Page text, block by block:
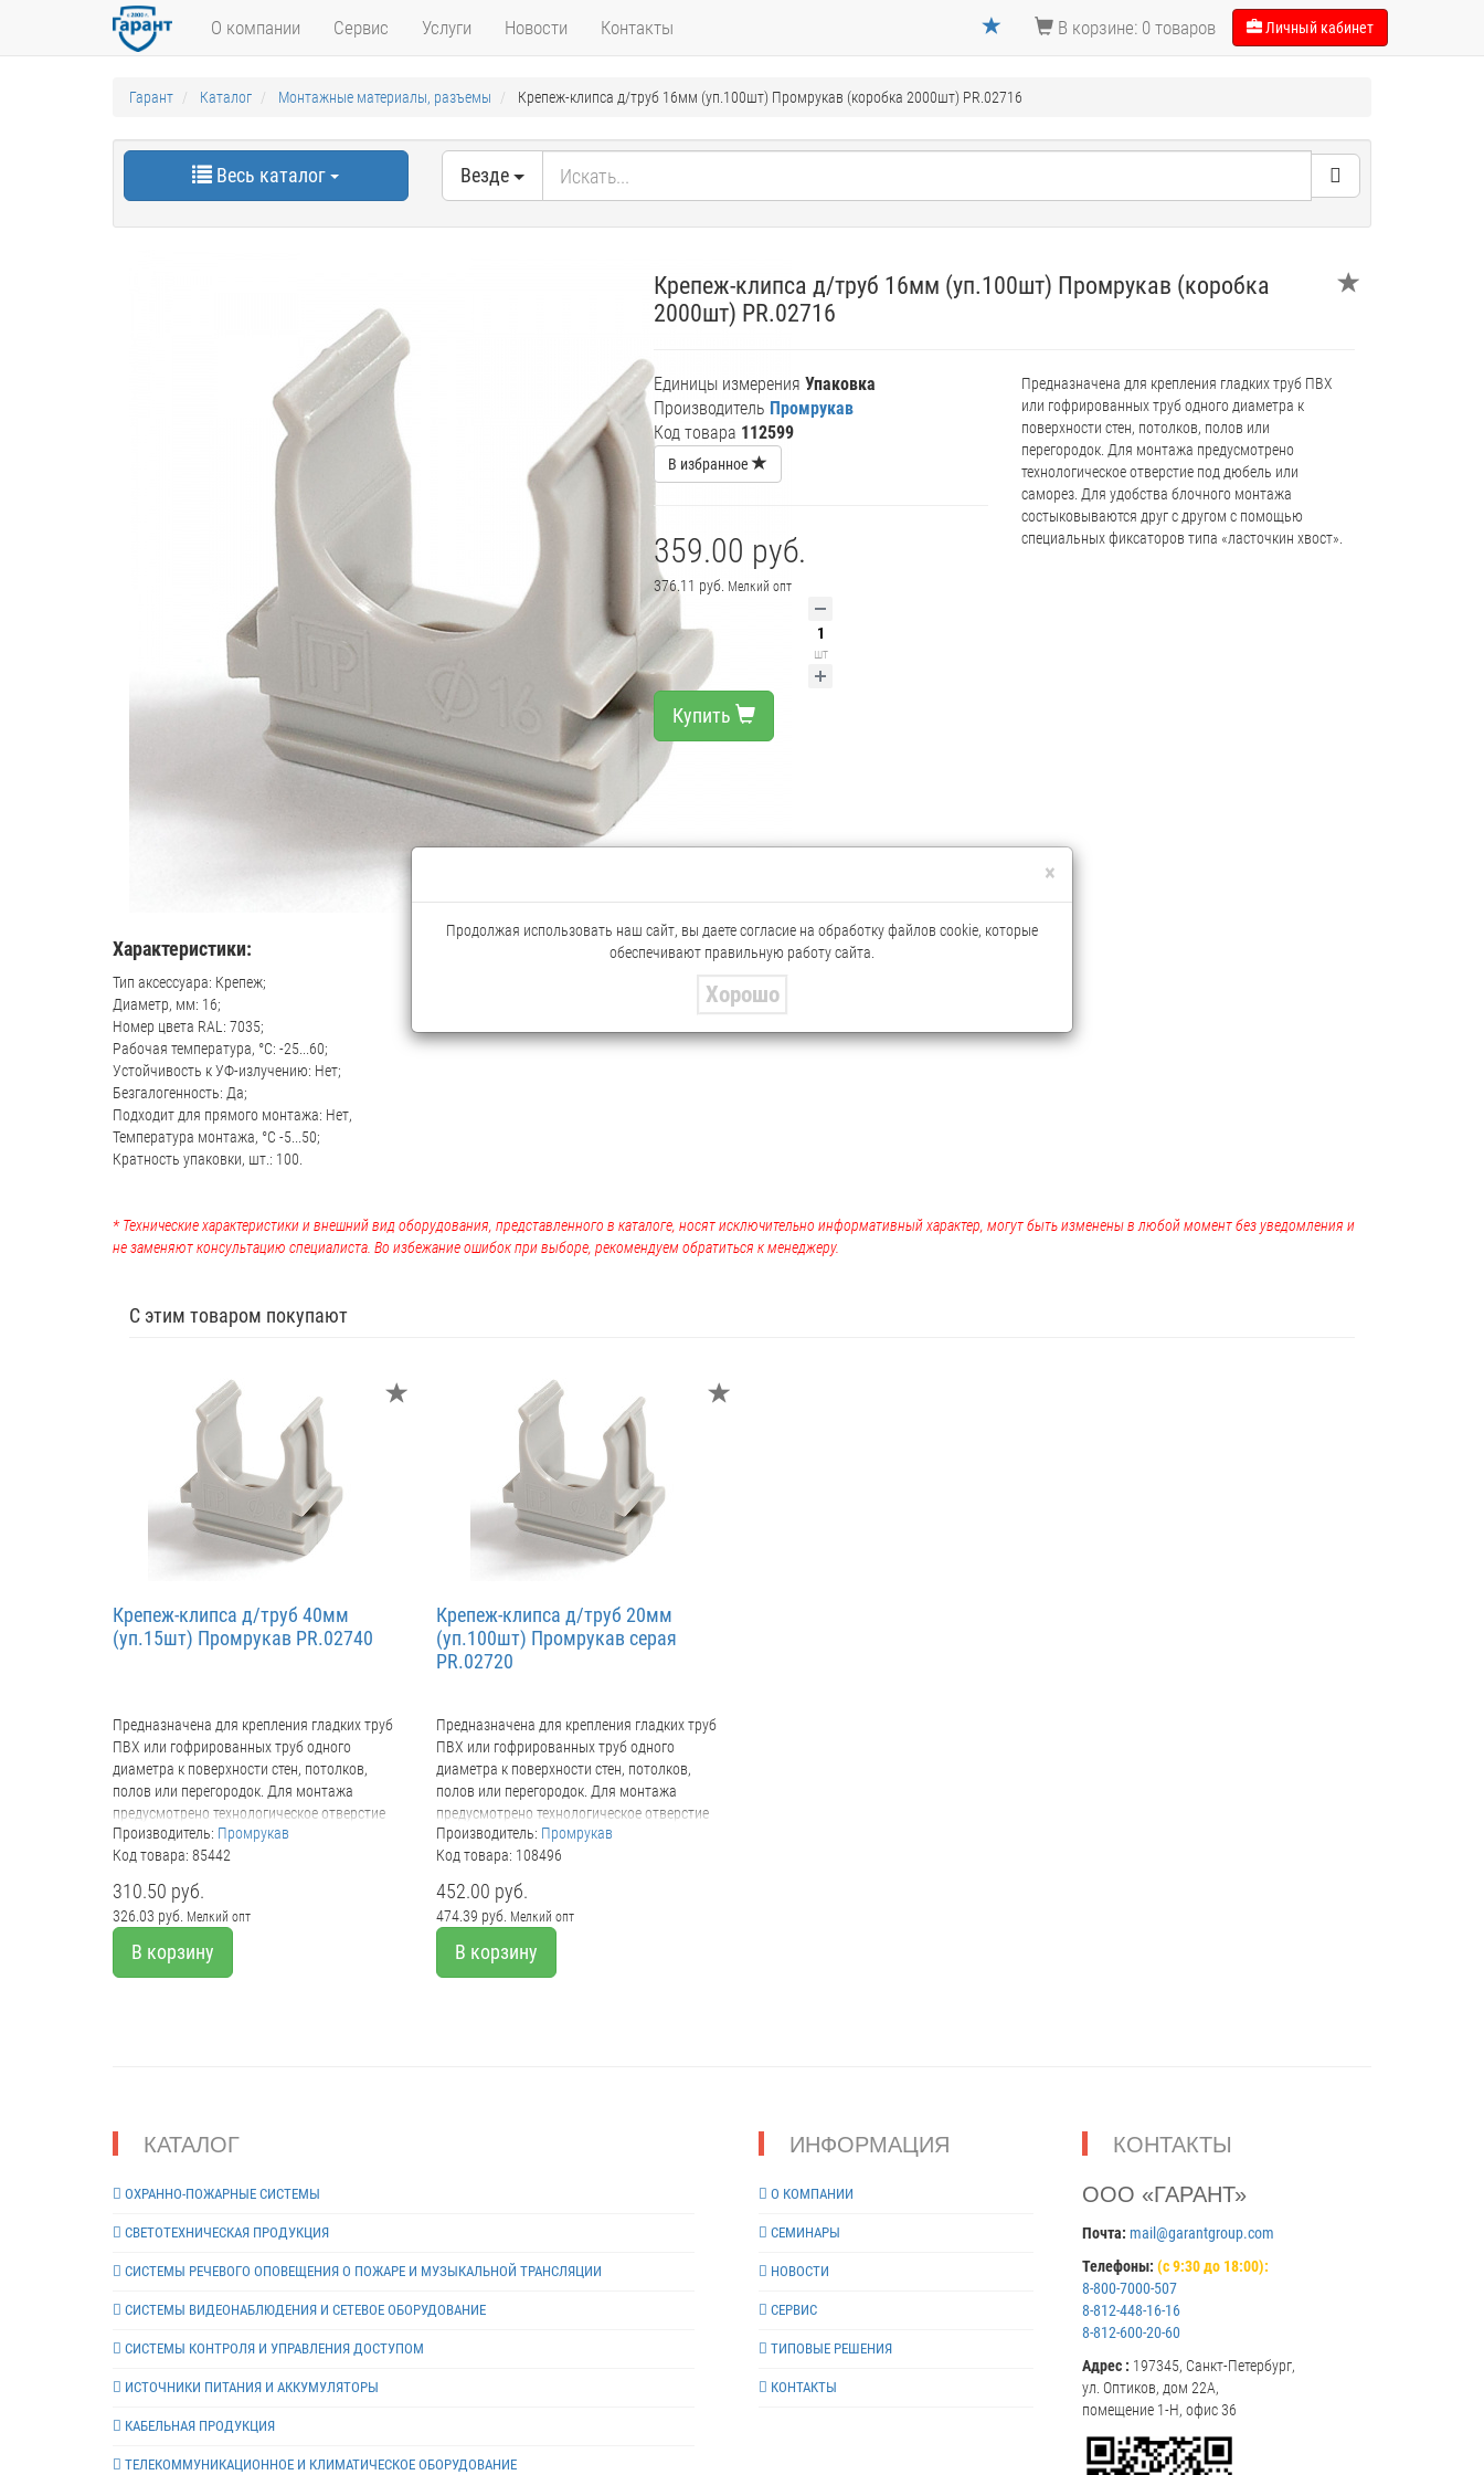
О компании Сервис Услуги Новости Контакты В корзине: 0 товаров Личный кабинет
Гарант Каталог Монтажные материалы, разъемы Крепеж-клипса д/труб 16мм (уп.100шт) Промрукав (коробка 2000шт) PR.02716
Весь каталог Везде
Крепеж-клипса д/труб 16мм (уп.100шт) Промрукав (коробка
2000шт) PR.02716
Единицы измерения Упаковка
Производитель Промрукав
Код товара 112599
В избранное
359.00 руб.
376.11 руб. Мелкий опт
шт
Купить
Предназначена для крепления гладких труб ПВХ
или гофрированных труб одного диаметра к
поверхности стен, потолков, полов или
перегородок. Для монтажа предусмотрено
технологическое отверстие под дюбель или
саморез. Для удобства блочного монтажа
состыковываются друг с другом с помощью
специальных фиксаторов типа «ласточкин хвост».
Характеристики:
Тип аксессуара: Крепеж;
Диаметр, мм: 16;
Номер цвета RAL: 7035;
Рабочая температура, °C: -25...60;
Устойчивость к УФ-излучению: Нет;
Безгалогенность: Да;
Подходит для прямого монтажа: Нет,
Температура монтажа, °C -5...50;
Кратность упаковки, шт.: 100.
* Технические характеристики и внешний вид оборудования, представленного в каталоге, носят исключительно информативный характер, могут быть изменены в любой момент без уведомления и
не заменяют консультацию специалиста. Во избежание ошибок при выборе, рекомендуем обратиться к менеджеру.
С этим товаром покупают
Крепеж-клипса д/труб 40мм
(уп.15шт) Промрукав PR.02740
Предназначена для крепления гладких труб
ПВХ или гофрированных труб одного
диаметра к поверхности стен, потолков,
полов или перегородок. Для монтажа
предусмотрено технологическое отверстие
под дюбель или саморез. Для удобства
блочного монтажа состыковываются друг с
другом с помощью специальных фиксаторов
типа «ласточкин хвост».
Производитель: Промрукав
Код товара: 85442
310.50 руб.
326.03 руб. Мелкий опт
В корзину
Крепеж-клипса д/труб 20мм
(уп.100шт) Промрукав серая
PR.02720
Предназначена для крепления гладких труб
ПВХ или гофрированных труб одного
диаметра к поверхности стен, потолков,
полов или перегородок. Для монтажа
предусмотрено технологическое отверстие
под дюбель или саморез. Для удобства
блочного монтажа состыковываются друг с
другом с помощью специальных фиксаторов
типа «ласточкин хвост».
Производитель: Промрукав
Код товара: 108496
452.00 руб.
474.39 руб. Мелкий опт
В корзину
КАТАЛОГ
ОХРАННО-ПОЖАРНЫЕ СИСТЕМЫ
СВЕТОТЕХНИЧЕСКАЯ ПРОДУКЦИЯ
СИСТЕМЫ РЕЧЕВОГО ОПОВЕЩЕНИЯ О ПОЖАРЕ И МУЗЫКАЛЬНОЙ ТРАНСЛЯЦИИ
СИСТЕМЫ ВИДЕОНАБЛЮДЕНИЯ И СЕТЕВОЕ ОБОРУДОВАНИЕ
СИСТЕМЫ КОНТРОЛЯ И УПРАВЛЕНИЯ ДОСТУПОМ
ИСТОЧНИКИ ПИТАНИЯ И АККУМУЛЯТОРЫ
КАБЕЛЬНАЯ ПРОДУКЦИЯ
ТЕЛЕКОММУНИКАЦИОННОЕ И КЛИМАТИЧЕСКОЕ ОБОРУДОВАНИЕ
ИНФОРМАЦИЯ
О КОМПАНИИ
СЕМИНАРЫ
НОВОСТИ
СЕРВИС
ТИПОВЫЕ РЕШЕНИЯ
КОНТАКТЫ
КОНТАКТЫ
ООО «ГАРАНТ»
Почта: mail@garantgroup.com
Телефоны: (с 9:30 до 18:00):
8-800-7000-507
8-812-448-16-16
8-812-600-20-60
Адрес : 197345, Санкт-Петербург,
ул. Оптиков, дом 22А,
помещение 1-Н, офис 36
×
Продолжая использовать наш сайт, вы даете согласие на обработку файлов cookie, которые
обеспечивают правильную работу сайта.
Хорошо